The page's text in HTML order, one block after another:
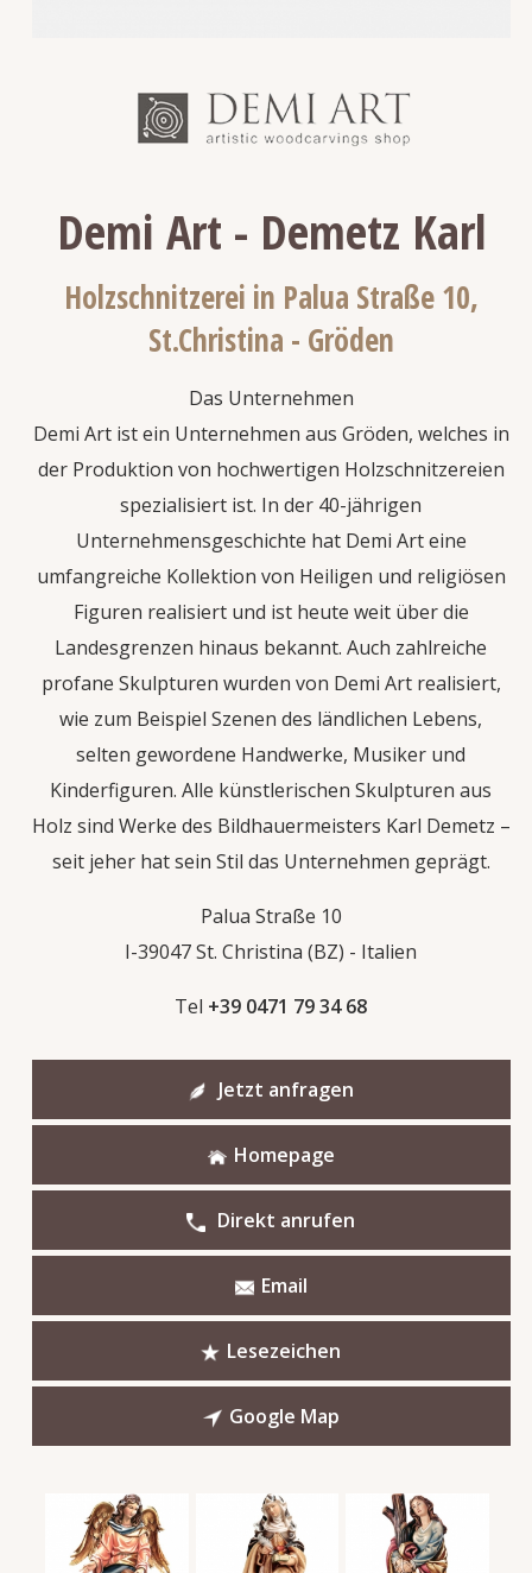
Demi Art - Demetz Karl
Holzschnitzerei in Palua Straße 10,
St.Christina - Gröden
Das Unternehmen
Demi Art ist ein Unternehmen aus Gröden, welches in
der Produktion von hochwertigen Holzschnitzereien
spezialisiert ist. In der 40-jährigen
Unternehmensgeschichte hat Demi Art eine
umfangreiche Kollektion von Heiligen und religiösen
Figuren realisiert und ist heute weit über die
Landesgrenzen hinaus bekannt. Auch zahlreiche
profane Skulpturen wurden von Demi Art realisiert,
wie zum Beispiel Szenen des ländlichen Lebens,
selten gewordene Handwerke, Musiker und
Kinderfiguren. Alle künstlerischen Skulpturen aus
Holz sind Werke des Bildhauermeisters Karl Demetz –
seit jeher hat sein Stil das Unternehmen geprägt.
Palua Straße 10
I-39047 St. Christina (BZ) - Italien
Tel +39 0471 79 34 68
Jetzt anfragen
Homepage
Direkt anrufen
Email
Lesezeichen
Google Map